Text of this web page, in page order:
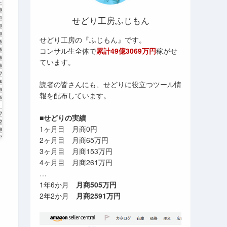
せどり工房ふじもん
せどり工房の『ふじもん』です。
コンサル生全体で累計49億3069万円稼がせ
ています。
読者の皆さんにも、せどりに役立つツール情
報を配布しています。
■せどりの実績
1ヶ月目 月商0円
2ヶ月目 月商65万円
3ヶ月目 月商153万円
4ヶ月目 月商261万円
…
1年6か月 月商505万円
2年2か月 月商2591万円